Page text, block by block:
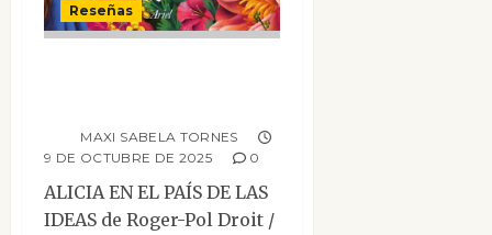
Reseñas
MAXI SABELA TORNES
9 DE OCTUBRE DE 2025
0
ALICIA EN EL PAÍS DE LAS
IDEAS de Roger-Pol Droit /